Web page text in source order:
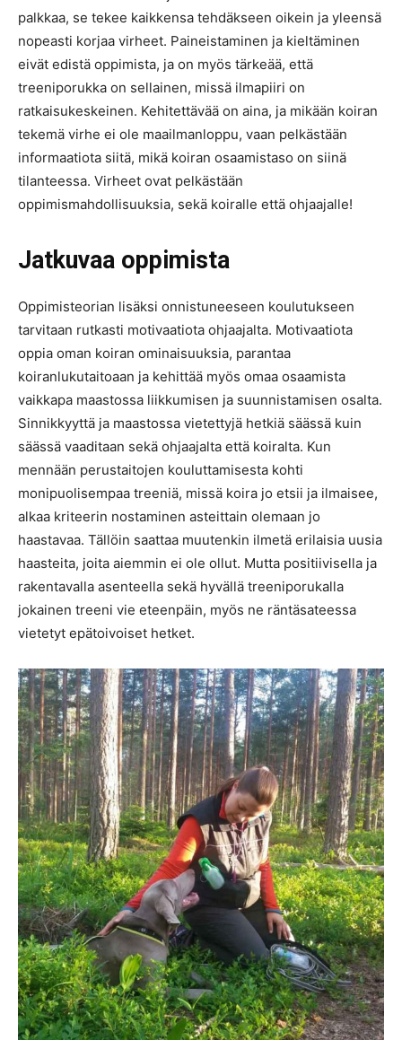
palkkaa, se tekee kaikkensa tehdäkseen oikein ja yleensä
nopeasti korjaa virheet. Paineistaminen ja kieltäminen
eivät edistä oppimista, ja on myös tärkeää, että
treeniporukka on sellainen, missä ilmapiiri on
ratkaisukeskeinen. Kehitettävää on aina, ja mikään koiran
tekemä virhe ei ole maailmanloppu, vaan pelkästään
informaatiota siitä, mikä koiran osaamistaso on siinä
tilanteessa. Virheet ovat pelkästään
oppimismahdollisuuksia, sekä koiralle että ohjaajalle!
Jatkuvaa oppimista
Oppimisteorian lisäksi onnistuneeseen koulutukseen
tarvitaan rutkasti motivaatiota ohjaajalta. Motivaatiota
oppia oman koiran ominaisuuksia, parantaa
koiranlukutaitoaan ja kehittää myös omaa osaamista
vaikkapa maastossa liikkumisen ja suunnistamisen osalta.
Sinnikkyyttä ja maastossa vietettyjä hetkiä säässä kuin
säässä vaaditaan sekä ohjaajalta että koiralta. Kun
mennään perustaitojen kouluttamisesta kohti
monipuolisempaa treeniä, missä koira jo etsii ja ilmaisee,
alkaa kriteerin nostaminen asteittain olemaan jo
haastavaa. Tällöin saattaa muutenkin ilmetä erilaisia uusia
haasteita, joita aiemmin ei ole ollut. Mutta positiivisella ja
rakentavalla asenteella sekä hyvällä treeniporukalla
jokainen treeni vie eteenpäin, myös ne räntäsateessa
vietetyt epätoivoiset hetket.